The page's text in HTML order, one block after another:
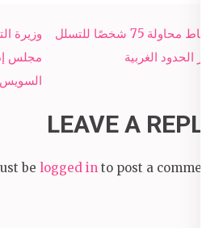
Post
navigation
وزيرة
مجلس
إحباط محاولة 75 شخصًا للتسلل
عبر الحدود الغربية
LEAVE A REPLY
be logged in to post a comment.